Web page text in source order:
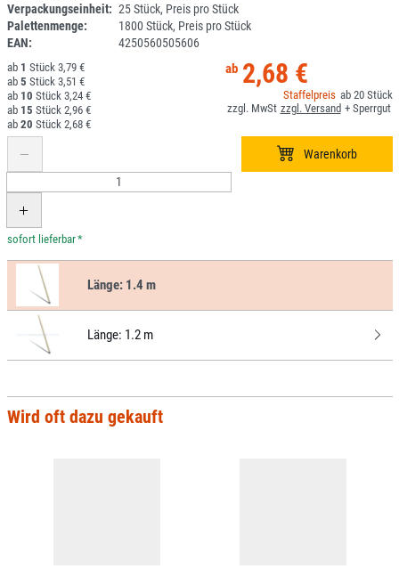
Verpackungseinheit: 25 Stück, Preis pro Stück
Palettenmenge:
1800 Stück, Preis pro Stück
EAN:
4250560505606
2,68 €
20
1
3,79 €
5
3,51 €
10
3,24 €
15
2,96 €
20
2,68 €
*
Länge: 1.4 m
Länge: 1.2 m
Wird oft dazu gekauft